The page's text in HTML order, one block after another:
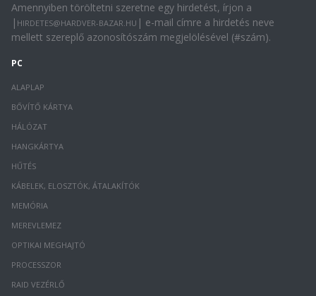
Amennyiben töröltetni szeretne egy hirdetést, írjon a
| HIRDETES@HARDVER-BAZAR.HU | e-mail címre a hirdetés neve
mellett szereplő azonosítószám megjelölésével (#szám).
PC
ALAPLAP
BŐVÍTŐ KÁRTYA
HÁLÓZAT
HANGKÁRTYA
HŰTÉS
KÁBELEK, ELOSZTÓK, ÁTALAKÍTÓK
MEMÓRIA
MEREVLEMEZ
OPTIKAI MEGHAJTÓ
PROCESSZOR
RAID VEZÉRLŐ